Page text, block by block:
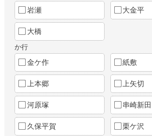
岩瀬 大金平
大橋
か行
金ケ作 紙敷
上本郷 上矢切
河原塚 串崎新田
久保平賀 栗ケ沢